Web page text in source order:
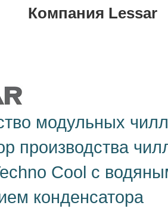
Компания Lessar
модульных
производства
Cool с
конденсатора